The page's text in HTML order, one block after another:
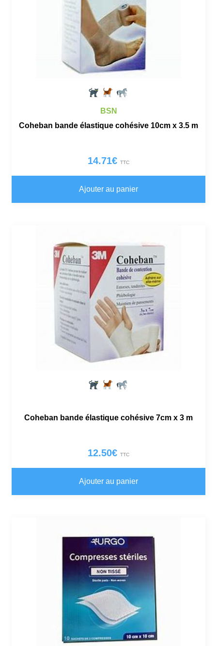
BSN
Coheban bande élastique cohésive 10cm x 3.5 m
14.71€ TTC
Ajouter au panier
Coheban bande élastique cohésive 7cm x 3 m
12.50€ TTC
Ajouter au panier